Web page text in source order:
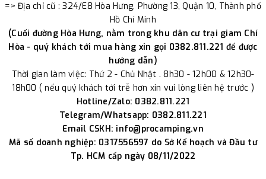
=> Địa chỉ cũ : 324/E8 Hòa Hưng, Phường 13, Quận 10, Thành phố
Hồ Chí Minh
(Cuối đường Hòa Hưng, nằm trong khu dân cư trại giam Chí
Hòa - quý khách tới mua hàng xin gọi 0382.811.221 để được
hướng dẫn)
Thời gian làm việc: Thứ 2 - Chủ Nhật . 8h30 - 12h00 & 12h30-
18h00 ( nếu quý khách tới trễ hơn xin vui lòng liên hệ trước )
Hotline/Zalo: 0382.811.221
Telegram/Whatsapp: 0382.811.221
Email CSKH: info@procamping.vn
Mã số doanh nghiệp: 0317556597 do Sở Kế hoạch và Đầu tư
Tp. HCM cấp ngày 08/11/2022